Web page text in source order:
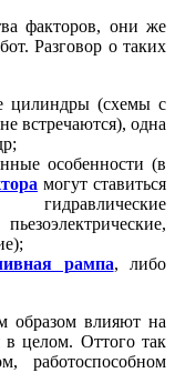
факторов, они же
Разговор о таких
цилиндры (схемы с
встречаются), одна
особенности (в
могут ставиться
рампа, либо
образом влияют на
целом. Оттого так
работоспособном